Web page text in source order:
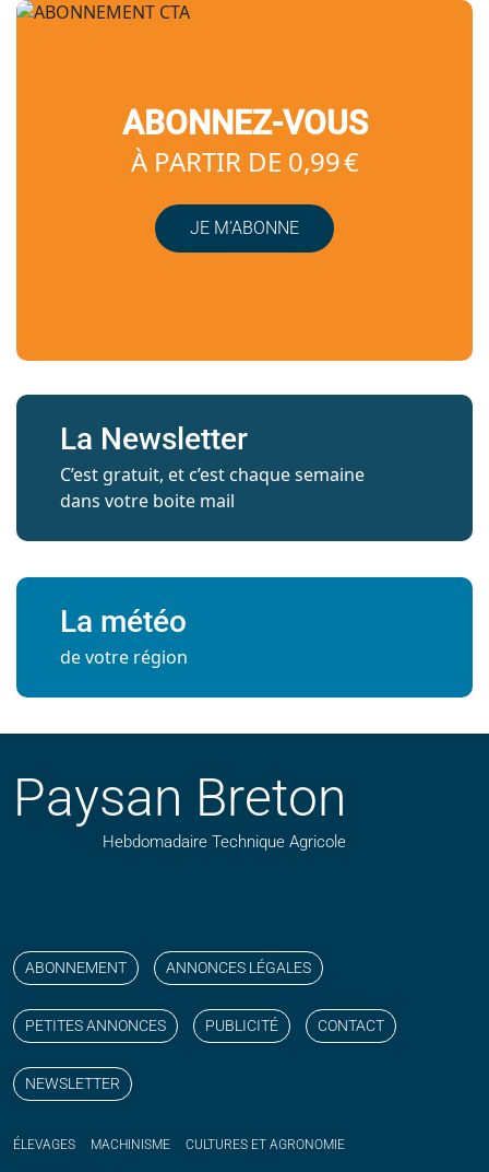
ABONNEZ-VOUS
À PARTIR DE 0,99 €
JE M’ABONNE
La Newsletter
C’est gratuit, et c’est chaque semaine
dans votre boite mail
La météo
de votre région
Paysan Breton
Hebdomadaire Technique Agricole
ABONNEMENT ANNONCES LÉGALES
PETITES ANNONCES PUBLICITÉ CONTACT
NEWSLETTER
ÉLEVAGES MACHINISME CULTURES ET AGRONOMIE